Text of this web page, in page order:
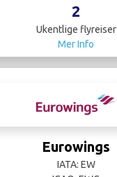
2
Ukentlige flyreiser
Mer Info
Eurowings
IATA: EW